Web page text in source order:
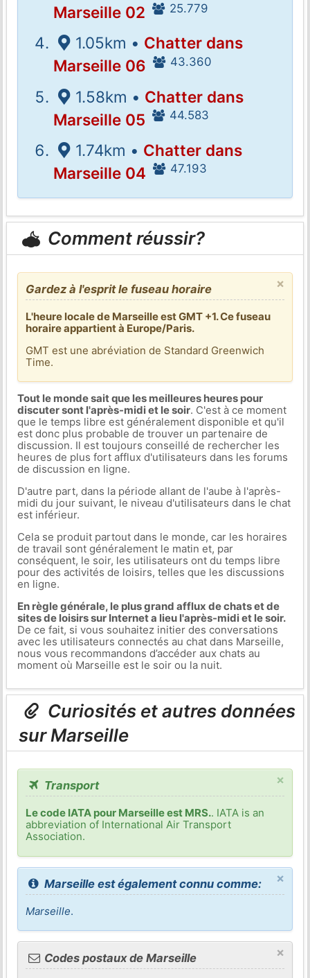
Marseille 02 25.779
1.05km • Chatter dans
Marseille 06
43.360
1.58km • Chatter dans
Marseille 05
44.583
1.74km • Chatter dans
Marseille 04
47.193
Comment réussir?
×
Gardez à l'esprit le fuseau horaire
L'heure locale de Marseille est GMT +1. Ce fuseau
horaire appartient à Europe/Paris.
GMT est une abréviation de Standard Greenwich
Time.
Tout le monde sait que les meilleures heures pour
discuter sont l'après-midi et le soir. C'est à ce moment
que le temps libre est généralement disponible et qu'il
est donc plus probable de trouver un partenaire de
discussion. Il est toujours conseillé de rechercher les
heures de plus fort afflux d'utilisateurs dans les forums
de discussion en ligne.
D'autre part, dans la période allant de l'aube à l'après-
midi du jour suivant, le niveau d'utilisateurs dans le chat
est inférieur.
Cela se produit partout dans le monde, car les horaires
de travail sont généralement le matin et, par
conséquent, le soir, les utilisateurs ont du temps libre
pour des activités de loisirs, telles que les discussions
en ligne.
En règle générale, le plus grand afflux de chats et de
sites de loisirs sur Internet a lieu l'après-midi et le soir.
De ce fait, si vous souhaitez initier des conversations
avec les utilisateurs connectés au chat dans Marseille,
nous vous recommandons d’accéder aux chats au
moment où Marseille est le soir ou la nuit.
Curiosités et autres données
sur Marseille
×
Transport
Le code IATA pour Marseille est MRS.. IATA is an
abbreviation of International Air Transport
Association.
×
Marseille est également connu comme:
Marseille.
×
Codes postaux de Marseille